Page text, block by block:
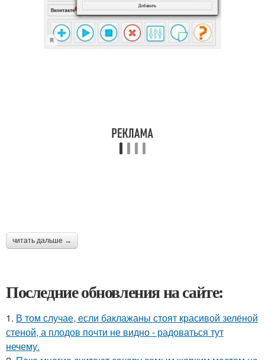
читать дальше →
Последние обновления на сайте:
1. В том случае, если баклажаны стоят красивой зелёной
стеной, а плодов почти не видно - радоваться тут
нечему.